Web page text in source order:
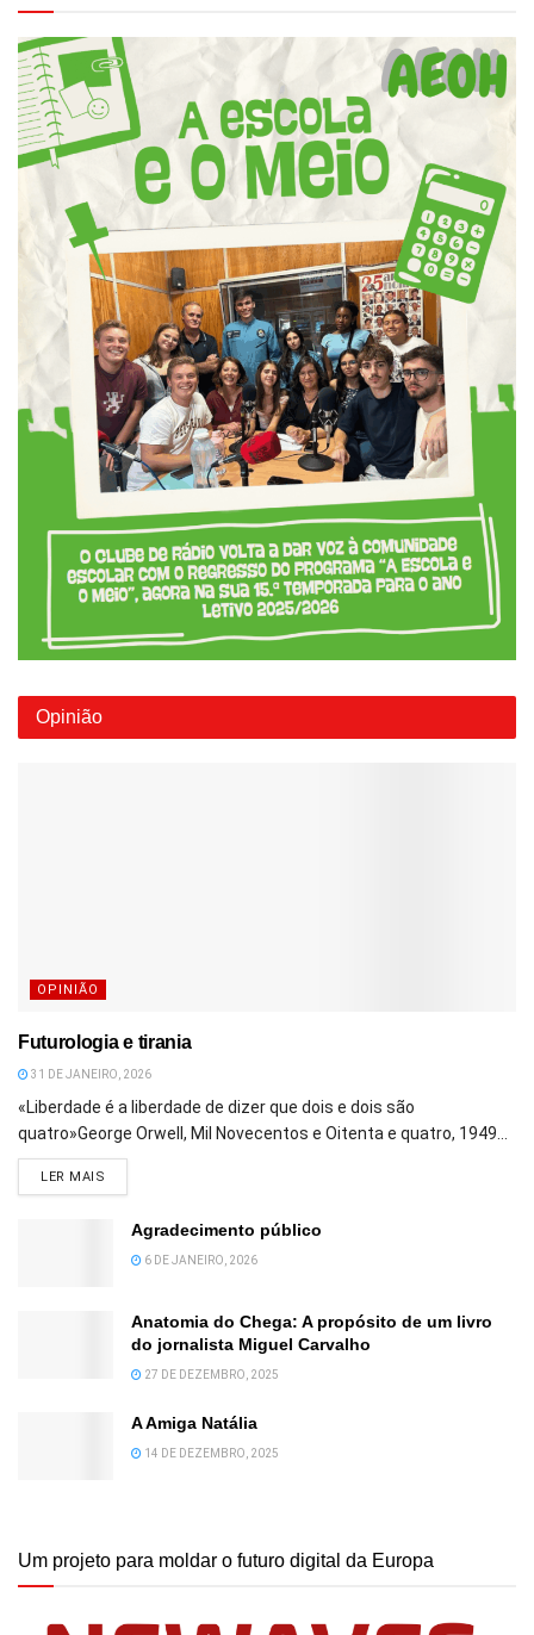
Opinião
OPINIÃO
Futurologia e tirania
31 DE JANEIRO, 2026
«Liberdade é a liberdade de dizer que dois e dois são
quatro»George Orwell, Mil Novecentos e Oitenta e quatro, 1949...
LER MAIS
Agradecimento público
6 DE JANEIRO, 2026
Anatomia do Chega: A propósito de um livro
do jornalista Miguel Carvalho
27 DE DEZEMBRO, 2025
A Amiga Natália
14 DE DEZEMBRO, 2025
Um projeto para moldar o futuro digital da Europa